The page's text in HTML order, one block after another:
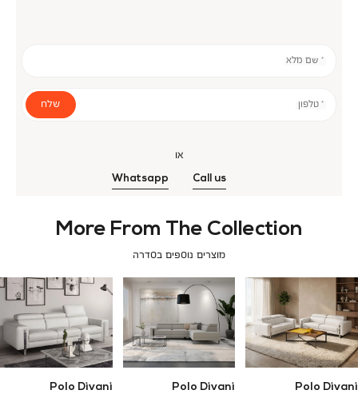
* שם מלא
* טלפון שלח
או
Call us
Whatsapp
More From The Collection
מוצרים נוספים בסדרה
Polo Divani
Polo Divani
Polo Divani